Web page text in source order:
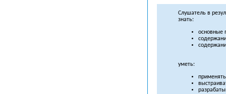
Слушатель в
знать:
основные
уметь: